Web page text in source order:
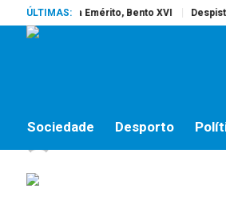
ÚLTIMAS:
o Papa Emérito, Bento XVI Despiste
Sociedade Desporto